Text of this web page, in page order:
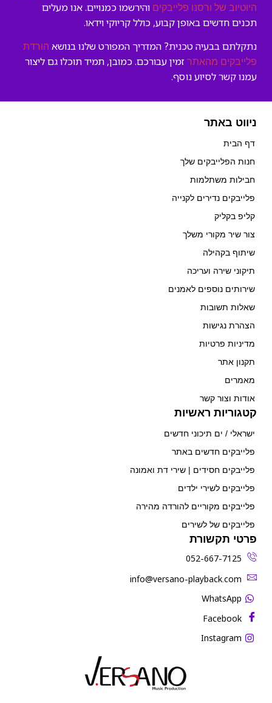
היוטיוב של ורסנו פלייבקים והירשמו כמנויים. אנו מעלים
תכנים חדשים באופן קבוע, כולל קריוקי וידאו.
נתקלתם בבעיה טכנית? המדריך המפורט שלנו בנושא הורדת
פלייבקים מהאתר זמין עבורכם. כמובן, תמיד תוכלו גם ליצור
עמנו קשר לסיוע נוסף.
ניווט באתר
דף הבית
חנות הפלייבקים שלך
חבילות משתלמות
פלייבקים נדירים לקנייה
קליפ בקליק
צור שיר מקורי משלך
שיתוף בקהילה
תיקוני שירה ועריכה
שירותים נוספים לאמנים
שאלות תשובות
הצהרת נגישות
מדיניות פרטיות
תקנון אתר
מאמרים
אודות וצור קשר
קטגוריות ראשיות
ישראלי / ים תיכוני חדשים
פלייבקים חדשים באתר
פלייבקים חסידים | שירי דת ואמונה
פלייבקים לשירי ילדים
פלייבקים מקוריים להורדה מהירה
פלייבקים של לשירים
פרטי תקשורת
052-667-7125
‫info@versano-playback.com‬
WhatsApp
Facebook
Instagram